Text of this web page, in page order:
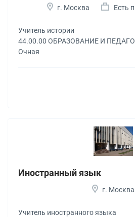
г. Москва Есть
Учитель истории
44.00.00 ОБРАЗОВАНИЕ И
Очная
Иностранный язык
г. Москва
Учитель иностранного языка